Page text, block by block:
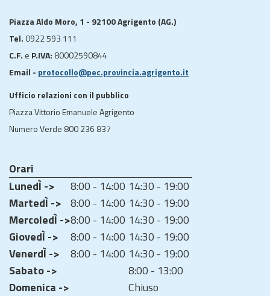
Piazza Aldo Moro, 1 - 92100 Agrigento (AG.)
Tel. 0922 593 111
C.F. e P.IVA: 80002590844
Email - protocollo@pec.provincia.agrigento.it
Ufficio relazioni con il pubblico
Piazza Vittorio Emanuele Agrigento
Numero Verde 800 236 837
Orari
LunedÌ ->
8:00 - 14:00 14:30 - 19:00
MartedÌ -> 8:00 - 14:00 14:30 - 19:00
MercoledÌ ->8:00 - 14:00 14:30 - 19:00
GiovedÌ ->
8:00 - 14:00 14:30 - 19:00
VenerdÌ ->
8:00 - 14:00 14:30 - 19:00
Sabato ->
8:00 - 13:00
Domenica ->
Chiuso